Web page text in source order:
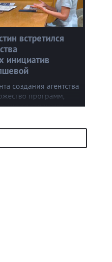
встретился
инициатив
создания агентства
программ,
со странами